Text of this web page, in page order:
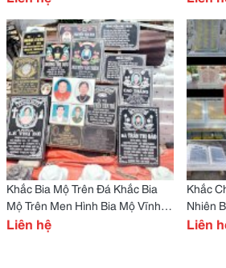
Khắc Bia Mộ Trên Đá Khắc Bia
Mộ Trên Men Hình Bia Mộ Vĩnh
Cửa Không Bay Màu Giá Rẻ
Liên hệ
Khắc
Nhiên
Rẻ
Liên